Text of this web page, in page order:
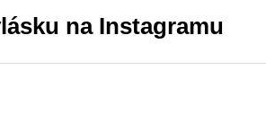
na Instagramu